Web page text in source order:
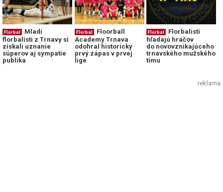
Florbal
Mladí
florbalisti z Trnavy si
získali uznanie
súperov aj sympatie
publika
Florbal
Floorball
Academy Trnava
odohral historicky
prvý zápas v prvej
lige
Florbal
Florbalisti
hľadajú hráčov
do novovznikajúceho
trnavského mužského
tímu
reklama